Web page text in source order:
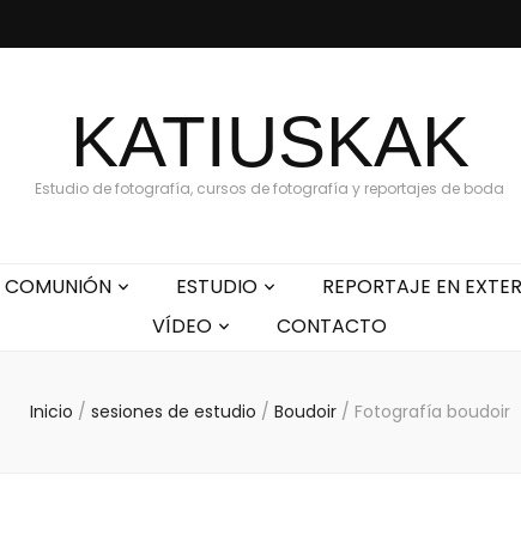
KATIUSKAK
Estudio de fotografía, cursos de fotografía y reportajes de boda
COMUNIÓN ESTUDIO REPORTAJE EN
VÍDEO
CONTACTO
Inicio / sesiones de estudio / Boudoir / Fotografía boudoir